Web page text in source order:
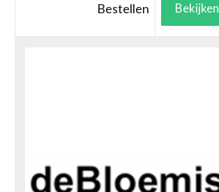
Bestellen Bekijken